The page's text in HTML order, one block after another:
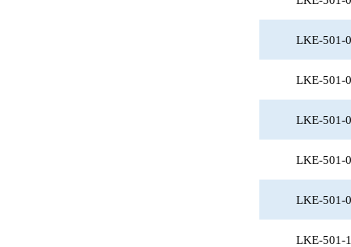
LKE-501-
LKE-501-
LKE-501-
LKE-501-
LKE-501-
LKE-501-